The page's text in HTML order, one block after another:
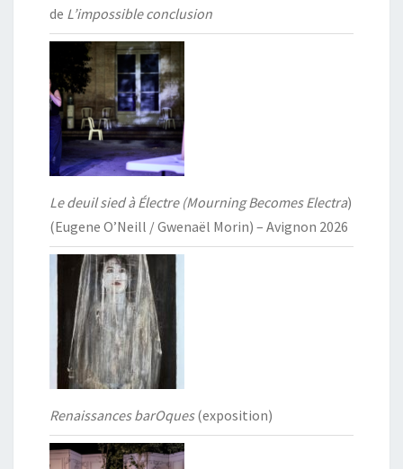
de L’impossible conclusion
Le deuil sied à Électre (Mourning Becomes Electra)
(Eugene O’Neill / Gwenaël Morin) – Avignon 2026
Renaissances barOques(exposition)